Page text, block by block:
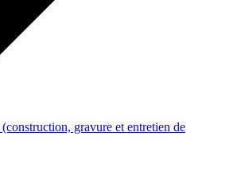
(construction, gravure et entretien de